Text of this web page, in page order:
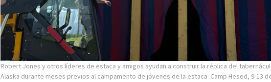
Robert Jones y otros líderes de estaca y amigos ayudan a construir la réplica del
Alaska durante meses previos al campamento de jóvenes de la estaca: Camp Hesed, 9-13